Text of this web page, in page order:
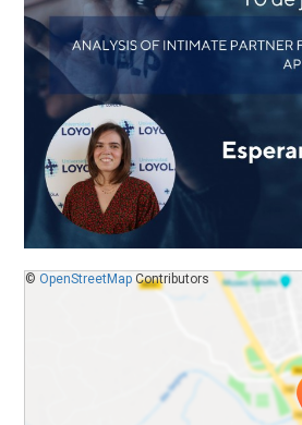
© OpenStreetMapContributors